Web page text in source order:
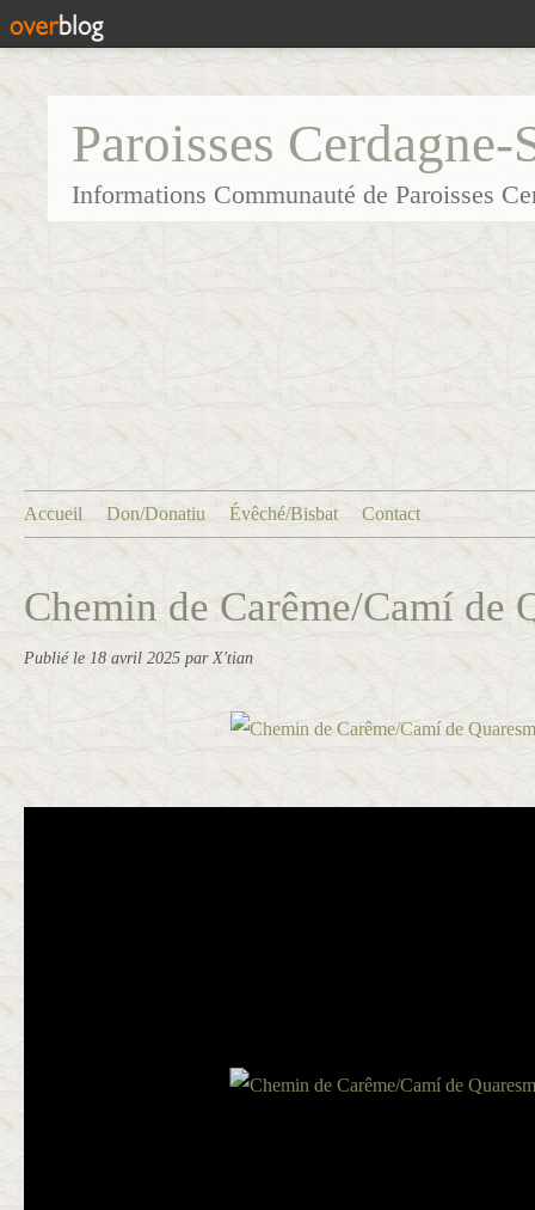
Paroisses
Informations Communauté de Paroisses
Accueil Don/Donatiu Évêché/Bisbat Contact
Chemin de Carême/Camí de
Publié le 18 avril 2025 par X'tian